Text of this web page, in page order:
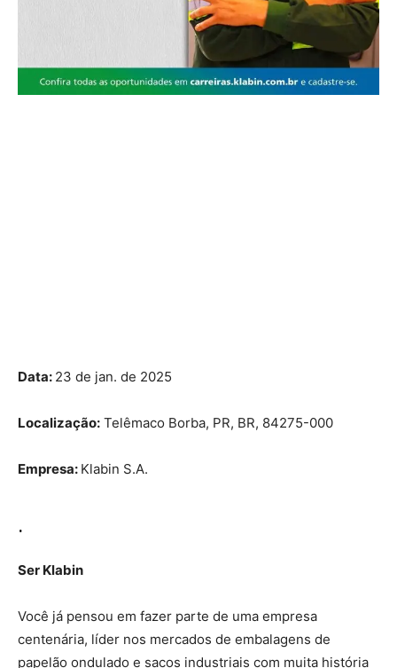
Data: 23 de jan. de 2025
Localização: Telêmaco Borba, PR, BR, 84275-000
Empresa: Klabin S.A.
.
Ser Klabin
Você já pensou em fazer parte de uma empresa
centenária, líder nos mercados de embalagens de
papelão ondulado e sacos industriais com muita história